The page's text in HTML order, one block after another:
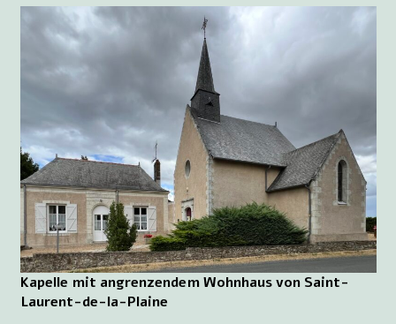
Kapelle mit angrenzendem Wohnhaus von Saint-
Laurent-de-la-Plaine